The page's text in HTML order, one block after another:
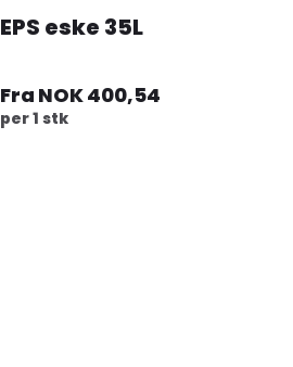
EPS eske 35L
Fra NOK 400,54
per 1 stk